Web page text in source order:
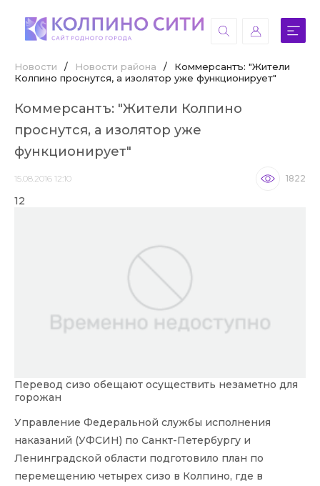
Новости / Новости района /
Коммерсантъ: "Жители
Колпино проснутся, а изолятор уже функционирует"
Коммерсантъ: "Жители Колпино
проснутся, а изолятор уже
функционирует"
15.08.2016 12:10 1822
12
Перевод сизо обещают осуществить незаметно для
горожан
Управление Федеральной службы исполнения
наказаний (УФСИН) по Санкт-Петербургу и
Ленинградской области подготовило план по
перемещению четырех сизо в Колпино, где в